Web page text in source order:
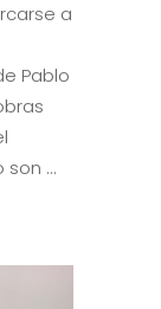
a
Pablo
son